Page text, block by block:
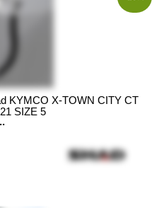
KYMCO X-TOWN CITY CT
SIZE 5